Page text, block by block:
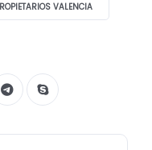
VALENCIA